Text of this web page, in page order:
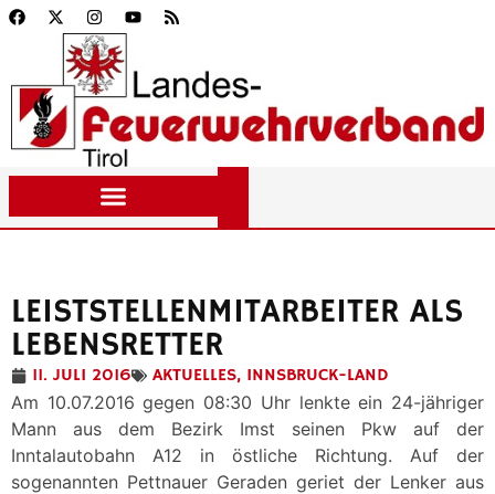
LEISTSTELLENMITARBEITER ALS
LEBENSRETTER
11. JULI 2016 AKTUELLES, INNSBRUCK-LAND
Am 10.07.2016 gegen 08:30 Uhr lenkte ein 24-jähriger
Mann aus dem Bezirk Imst seinen Pkw auf der
Inntalautobahn A12 in östliche Richtung. Auf der
sogenannten Pettnauer Geraden geriet der Lenker aus